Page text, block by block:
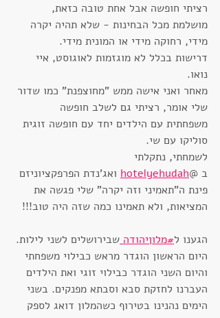
רציתי חופשה אבל אחת טובה כזאת,
מושלמת מכל הבחינות - שלא תהיה יקרה
מידי, רחוקה מידי או המונית מידי.
דרישות בכלל לא מוגזמות לאוגוסט, איי
נואו.
מאחר ואני אישה ממש "מחוצפנת" כמו שדור
שלי אומר, רציתי גם לשלב חופשה
משפחתית עם הילדים יחד עם חופשה זוגית
סוליקו עם שי.
לשמחתי, נתקלתי
ב @hotelyehudah ואג'נדת הפרפקציוניזם
פינת ה"תאמיני וזה יקרה" שלי פגשה את
המציאות, ולא תאמינו כמה שזה היה טוב!!!
הגענו ל#מלוןיהודה שבירושלים לשני לילות.
היום הראשון הוגדר מראש כבילוי משפחתי
והיום השני הוגדר כבילוי זוגי ואת הילדים
העברנו לחזקת סבא וסבתא מפנקים. בשני
הימים נהנינו בטירוף כשהמלון דואג לספק